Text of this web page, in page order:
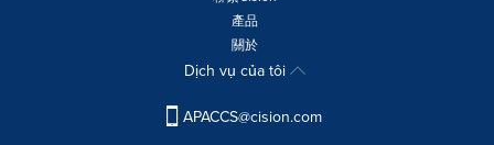
產品
關於
Dịch vụ của tôi
APACCS@cision.com